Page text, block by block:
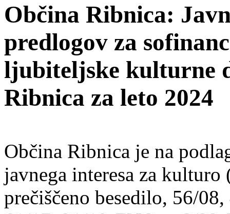
Občina Ribnica:
predlogov za
ljubiteljske kulturne
Ribnica za leto 2024
Občina Ribnica je na
javnega interesa za
prečiščeno besedilo, 56/